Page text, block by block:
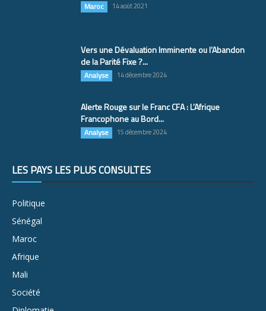
Maroc 14 août 2021
Vers une Dévaluation Imminente ou l’Abandon
de la Parité Fixe ?...
Analyse 14 décembre 2024
Alerte Rouge sur le Franc CFA : L’Afrique
Francophone au Bord...
Analyse 15 décembre 2024
LES PAYS LES PLUS CONSULTÉS
Politique
Sénégal
Maroc
Afrique
Mali
Société